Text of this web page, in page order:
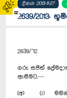
02
දිනය: 2013-11-27
2639/2013:
2639/’12
ගරු සජිත්
ඇසීමට,—
(අ) (i) මහින්ද